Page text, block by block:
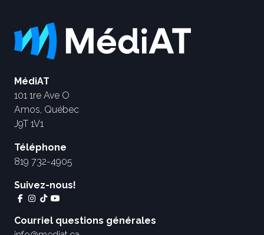
MédiAT
101 1re Ave O
Amos, Québec
J9T 1V1
Téléphone
819 732-4905
Suivez-nous!
Courriel questions générales